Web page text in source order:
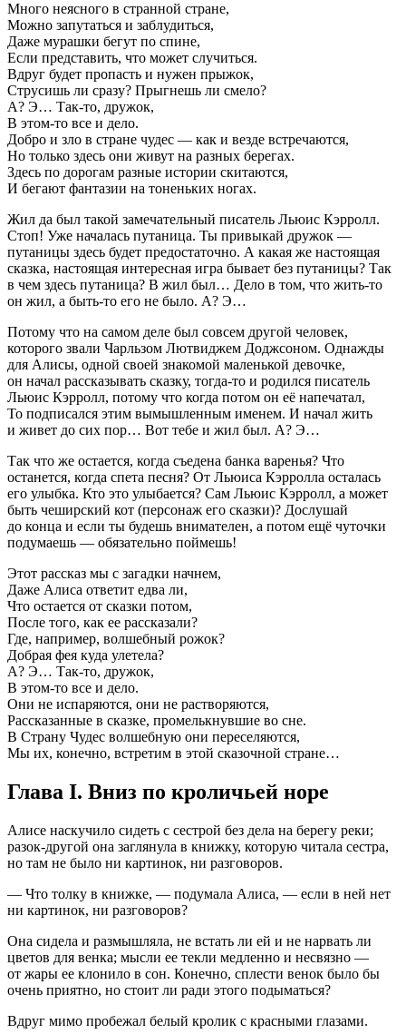
Много неясного в странной стране,
Можно запутаться и заблудиться,
Даже мурашки бегут по спине,
Если представить, что может случиться.
Вдруг будет пропасть и нужен прыжок,
Струсишь ли сразу? Прыгнешь ли смело?
А? Э… Так-то, дружок,
В этом-то все и дело.
Добро и зло в стране чудес — как и везде встречаются,
Но только здесь они живут на разных берегах.
Здесь по дорогам разные истории скитаются,
И бегают фантазии на тоненьких ногах.
Жил да был такой замечательный писатель Льюис Кэрролл.
Стоп! Уже началась путаница. Ты привыкай дружок —
путаницы здесь будет предостаточно. А какая же настоящая
сказка, настоящая интересная игра бывает без путаницы? Так
в чем здесь путаница? В жил был… Дело в том, что жить-то
он жил, а быть-то его не было. А? Э…
Потому что на самом деле был совсем другой человек,
которого звали Чарльзом Лютвиджем Доджсоном. Однажды
для Алисы, одной своей знакомой маленькой девочке,
он начал рассказывать сказку, тогда-то и родился писатель
Льюис Кэрролл, потому что когда потом он её напечатал,
То подписался этим вымышленным именем. И начал жить
и живет до сих пор… Вот тебе и жил был. А? Э…
Так что же остается, когда съедена банка варенья? Что
останется, когда спета песня? От Льюиса Кэрролла осталась
его улыбка. Кто это улыбается? Сам Льюис Кэрролл, а может
быть чеширский кот (персонаж его сказки)? Дослушай
до конца и если ты будешь внимателен, а потом ещё чуточки
подумаешь — обязательно поймешь!
Этот рассказ мы с загадки начнем,
Даже Алиса ответит едва ли,
Что остается от сказки потом,
После того, как ее рассказали?
Где, например, волшебный рожок?
Добрая фея куда улетела?
А? Э… Так-то, дружок,
В этом-то все и дело.
Они не испаряются, они не растворяются,
Рассказанные в сказке, промелькнувшие во сне.
В Страну Чудес волшебную они переселяются,
Мы их, конечно, встретим в этой сказочной стране…
Глава I. Вниз по кроличьей норе
Алисе наскучило сидеть с сестрой без дела на берегу реки;
разок-другой она заглянула в книжку, которую читала сестра,
но там не было ни картинок, ни разговоров.
— Что толку в книжке, — подумала Алиса, — если в ней нет
ни картинок, ни разговоров?
Она сидела и размышляла, не встать ли ей и не нарвать ли
цветов для венка; мысли ее текли медленно и несвязно —
от жары ее клонило в сон. Конечно, сплести венок было бы
очень приятно, но стоит ли ради этого подыматься?
Вдруг мимо пробежал белый кролик с красными глазами.